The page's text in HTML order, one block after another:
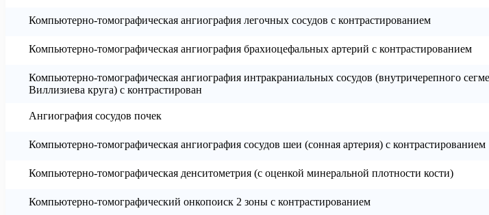
Компьютерно-томографическая ангиография легочных сосудов с контрастированием
Компьютерно-томографическая ангиография брахиоцефальных артерий с контрастированием
Компьютерно-томографическая ангиография интракраниальных сосудов (внутричерепного
Виллизиева круга) с контрастирован
Ангиография сосудов почек
Компьютерно-томографическая ангиография сосудов шеи (сонная артерия) с контрастированием
Компьютерно-томографическая денситометрия (с оценкой минеральной плотности кости)
Компьютерно-томографический онкопоиск 2 зоны с контрастированием